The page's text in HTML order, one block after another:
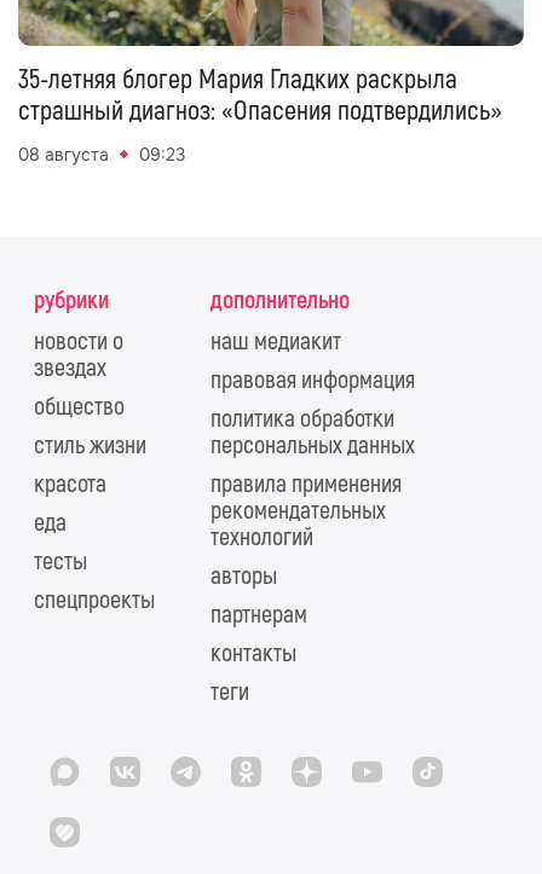
35-летняя блогер Мария Гладких раскрыла
страшный диагноз: «Опасения подтвердились»
08 августа 09:23
рубрики
новости о
звездах
общество
стиль жизни
красота
еда
тесты
спецпроекты
дополнительно
наш медиакит
правовая информация
политика обработки
персональных данных
правила применения
рекомендательных
технологий
авторы
партнерам
контакты
теги